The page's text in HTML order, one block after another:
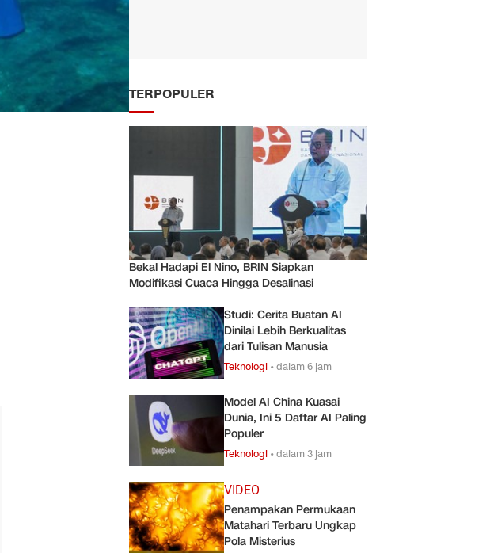
TERPOPULER
Bekal Hadapi El Nino, BRIN Siapkan
Modifikasi Cuaca Hingga Desalinasi
Studi: Cerita Buatan AI
Dinilai Lebih Berkualitas
dari Tulisan Manusia
Teknologi •dalam 6 jam
Model AI China Kuasai
Dunia, Ini 5 Daftar AI Paling
Populer
Teknologi •dalam 3 jam
VIDEO
Penampakan Permukaan
Matahari Terbaru Ungkap
Pola Misterius